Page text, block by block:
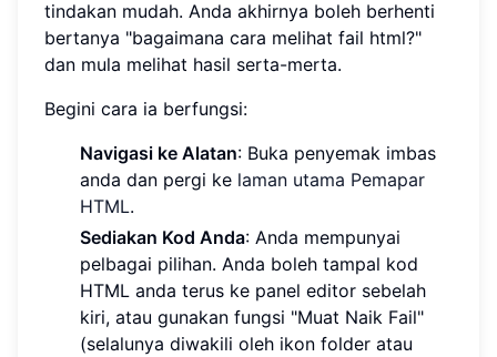
tindakan mudah. Anda akhirnya boleh berhenti
bertanya "bagaimana cara melihat fail html?"
dan mula melihat hasil serta-merta.
Begini cara ia berfungsi:
Navigasi ke Alatan: Buka penyemak imbas
anda dan pergi ke laman utama Pemapar
HTML.
Sediakan Kod Anda: Anda mempunyai
pelbagai pilihan. Anda boleh tampal kod
HTML anda terus ke panel editor sebelah
kiri, atau gunakan fungsi "Muat Naik Fail"
(selalunya diwakili oleh ikon folder atau